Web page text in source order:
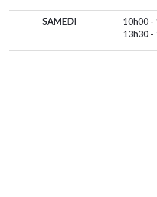
SAMEDI
10h00 -
13h30 -